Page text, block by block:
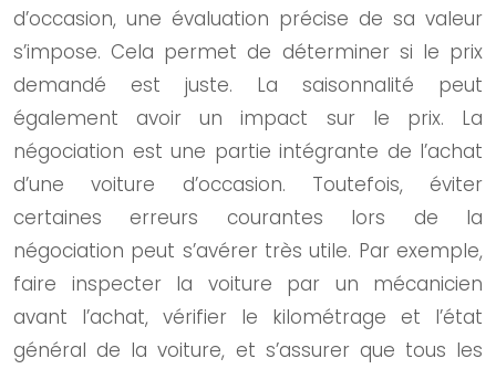
d’occasion, une évaluation précise de sa valeur
s’impose. Cela permet de déterminer si le prix
demandé est juste. La saisonnalité peut
également avoir un impact sur le prix. La
négociation est une partie intégrante de l’achat
d’une voiture d’occasion. Toutefois, éviter
certaines erreurs courantes lors de la
négociation peut s’avérer très utile. Par exemple,
faire inspecter la voiture par un mécanicien
avant l’achat, vérifier le kilométrage et l’état
général de la voiture, et s’assurer que tous les